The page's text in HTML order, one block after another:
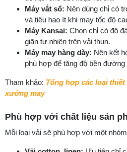
Máy vắt sổ: Nên dùng chỉ có
và tiêu hao ít khi may tốc độ
Máy Kansai: Chọn chỉ có độ
giãn tự nhiên trên vải thun.
Máy may hàng dày: Nên kết
phù hợp để tăng độ bền đường
Tham khảo: Tổng hợp các loại
xưởng may
Phù hợp với chất liệu sản
Mỗi loại vải sẽ phù hợp với một